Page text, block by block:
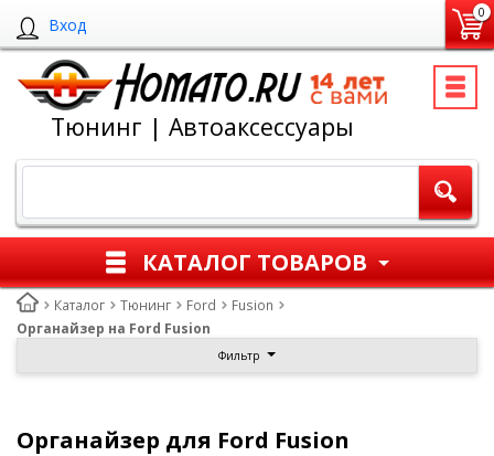
Вход
0
Тюнинг | Автоаксессуары
КАТАЛОГ ТОВАРОВ
Каталог Тюнинг Ford
Fusion
Органайзер на Ford Fusion
Фильтр
Органайзер для Ford Fusion